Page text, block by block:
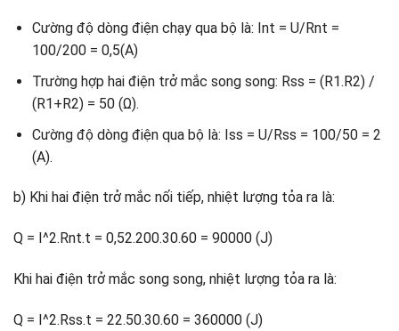
Cường độ dòng điện chạy qua bộ là: Int = U/Rnt =
100/200 = 0,5(A)
Trường hợp hai điện trở mắc song song: Rss = (R1.R2) /
(R1+R2) = 50 (Ω).
Cường độ dòng điện qua bộ là: Iss = U/Rss = 100/50 = 2
(A).
b) Khi hai điện trở mắc nối tiếp, nhiệt lượng tỏa ra là:
Q = I^2.Rnt.t = 0,52.200.30.60 = 90000 (J)
Khi hai điện trở mắc song song, nhiệt lượng tỏa ra là:
Q = I^2.Rss.t = 22.50.30.60 = 360000 (J)